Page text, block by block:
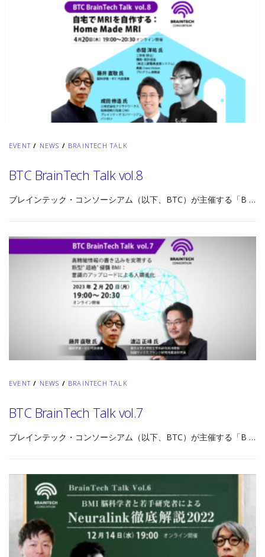
EVENT / NEWS / BRAINTECH TALK
BTC BrainTech Talk vol.8
ブレインテック・コンソーシアム（以下、BTC）が主催する「B …
EVENT / NEWS / BRAINTECH TALK
BTC BrainTech Talk vol.7
ブレインテック・コンソーシアム（以下、BTC）が主催する「B …